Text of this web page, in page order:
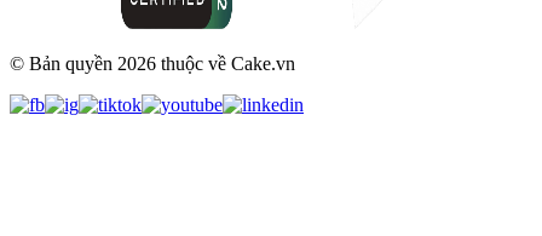
© Bản quyền 2026 thuộc về Cake.vn